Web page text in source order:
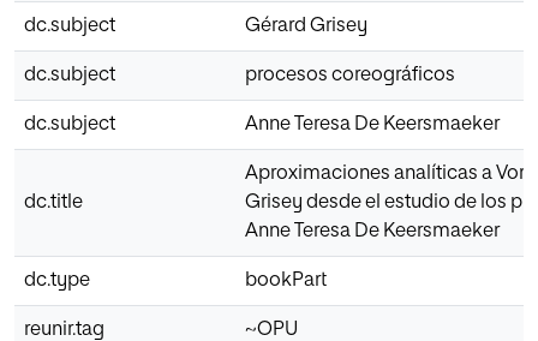
dc.subject Gérard Grisey
dc.subject procesos coreográficos
dc.subject Anne Teresa De Keersmaeker
dc.title
Aproximaciones analíticas a
Grisey desde el estudio de los
Anne Teresa De Keersmaeker
dc.type bookPart
reunir.tag ~OPU